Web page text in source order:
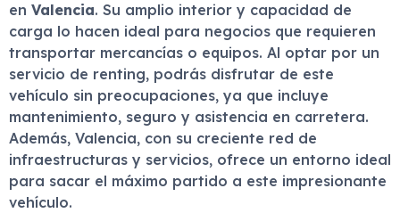
en Valencia. Su amplio interior y capacidad de
carga lo hacen ideal para negocios que requieren
transportar mercancías o equipos. Al optar por un
servicio de renting, podrás disfrutar de este
vehículo sin preocupaciones, ya que incluye
mantenimiento, seguro y asistencia en carretera.
Además, Valencia, con su creciente red de
infraestructuras y servicios, ofrece un entorno ideal
para sacar el máximo partido a este impresionante
vehículo.